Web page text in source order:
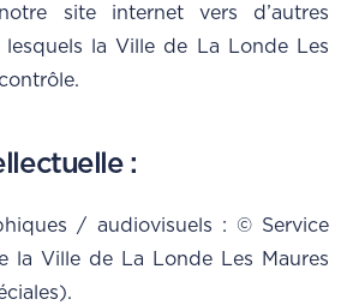
site internet vers d’autres
lesquels la Ville de La Londe Les
:
/ audiovisuels : © Service
la Ville de La Londe Les Maures